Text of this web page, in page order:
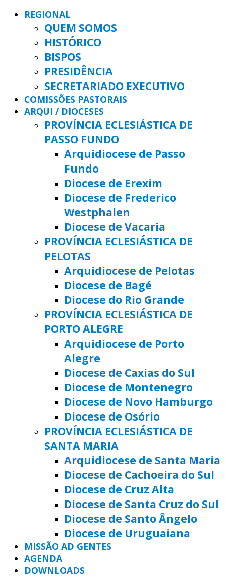
REGIONAL
QUEM SOMOS
HISTÓRICO
BISPOS
PRESIDÊNCIA
SECRETARIADO EXECUTIVO
COMISSÕES PASTORAIS
ARQUI / DIOCESES
PROVÍNCIA ECLESIÁSTICA DE
PASSO FUNDO
Arquidiocese de Passo
Fundo
Diocese de Erexim
Diocese de Frederico
Westphalen
Diocese de Vacaria
PROVÍNCIA ECLESIÁSTICA DE
PELOTAS
Arquidiocese de Pelotas
Diocese de Bagé
Diocese do Rio Grande
PROVÍNCIA ECLESIÁSTICA DE
PORTO ALEGRE
Arquidiocese de Porto
Alegre
Diocese de Caxias do Sul
Diocese de Montenegro
Diocese de Novo Hamburgo
Diocese de Osório
PROVÍNCIA ECLESIÁSTICA DE
SANTA MARIA
Arquidiocese de Santa Maria
Diocese de Cachoeira do Sul
Diocese de Cruz Alta
Diocese de Santa Cruz do Sul
Diocese de Santo Ângelo
Diocese de Uruguaiana
MISSÃO AD GENTES
AGENDA
DOWNLOADS